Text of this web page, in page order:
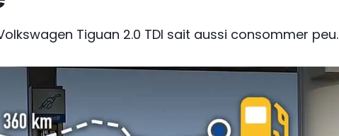
Tiguan 2.0 TDI sait aussi consommer peu.